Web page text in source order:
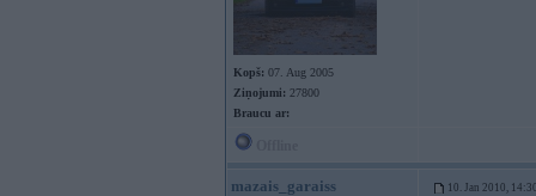
Kopš: 07. Aug 2005
Ziņojumi: 27800
Braucu ar:
mazais_garaiss 10. Jan 2010,